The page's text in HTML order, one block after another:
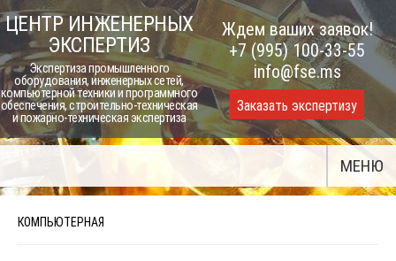
Skip
to
content
ЦЕНТР ИНЖЕНЕРНЫХ
ЭКСПЕРТИЗ
Экспертиза промышленного
оборудования, инженерных сетей,
компьютерной техники и программного
обеспечения, строительно-техническая
и пожарно-техническая экспертиза
Ждем ваших заявок!
+7 (995) 100-33-55
info@fse.ms
Заказать экспертизу
МЕНЮ
КОМПЬЮТЕРНАЯ